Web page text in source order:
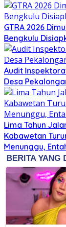
GTRA 2026
Bengkulu
Audit
Desa
Lima Tahun
Kabawetan
Menunggu,